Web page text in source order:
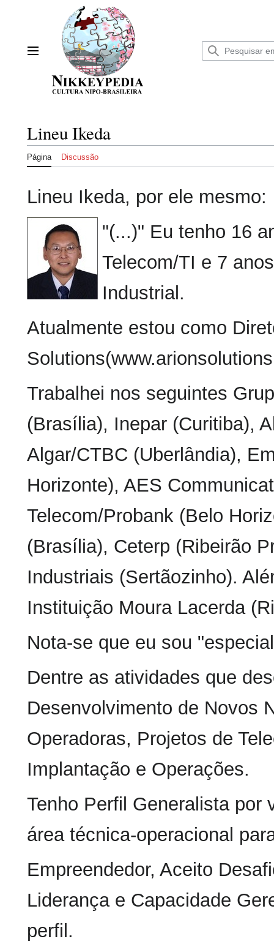
Menu principal
Lineu Ikeda
Página Discussão
Lineu Ikeda, por ele mesmo:
"(...)" Eu tenho 16
Telecom/TI e 7
Industrial.
Atualmente estou como
Trabalhei nos seguintes
(Brasília), Inepar (Curitiba),
Algar/CTBC (Uberlândia),
Horizonte), AES
Telecom/Probank (Belo
(Brasília), Ceterp (Ribeirão
Industriais (Sertãozinho).
Instituição Moura Lacerda
Nota-se que eu sou
Dentre as atividades que
Desenvolvimento de Novos
Operadoras, Projetos de
Implantação e Operações.
Tenho Perfil Generalista por
área técnica-operacional
Empreendedor, Aceito
Liderança e Capacidade
perfil.